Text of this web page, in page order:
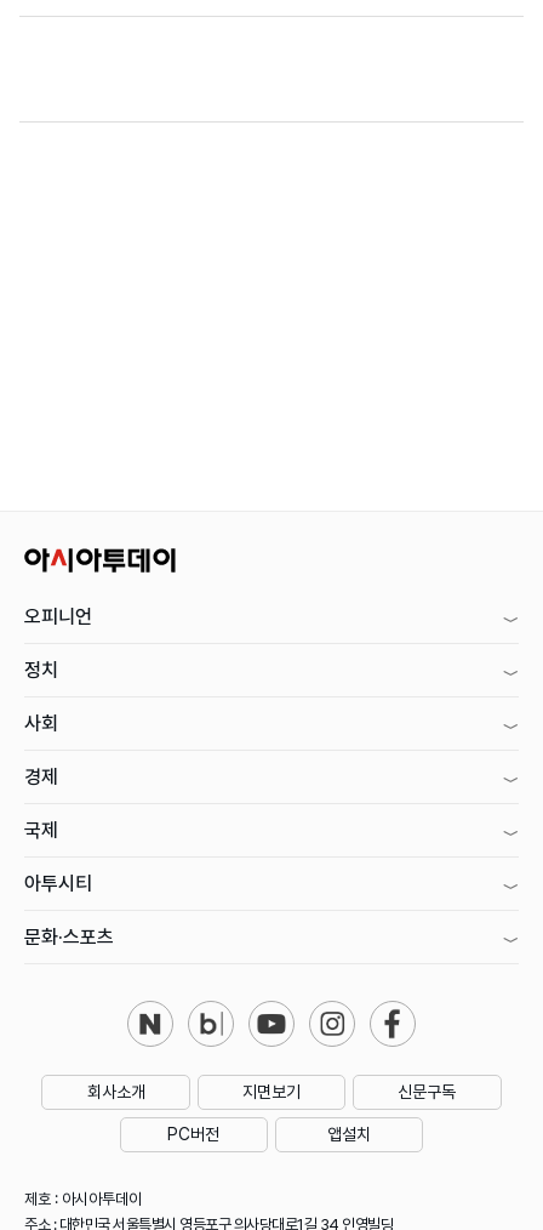
오피니언
정치
사회
경제
국제
아투시티
문화·스포츠
회사소개 지면보기 신문구독
PC버전 앱설치
제호 : 아시아투데이
주소 : 대한민국 서울특별시 영등포구 의사당대로1길 34 인영빌딩